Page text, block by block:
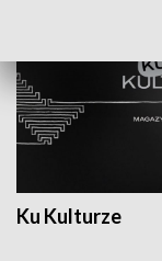
Ku Kulturze